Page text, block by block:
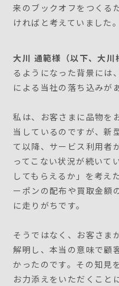
来のブックオフをつくる
ければと考えていました。
大川 通範様（以下、大川
るようになった背景には
による当社の落ち込みが
私は、お客さまに品物を
当しているのですが、新
て以降、サービス利用者
ってこない状況が続いて
してもらえるか」を考え
ーポンの配布や買取金額
に走りがちです。
そうではなく、お客さま
解明し、本当の意味で顧
かったのです。その知見
お力添えをいただくこと